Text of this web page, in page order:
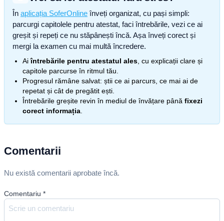
În aplicația SoferOnline înveți organizat, cu pași simpli:
parcurgi capitolele pentru atestat, faci întrebările, vezi ce ai
greșit și repeți ce nu stăpânești încă. Așa înveți corect și
mergi la examen cu mai multă încredere.
Aiîntrebările pentru atestatul ales , cu explicații clare și
capitole parcurse în ritmul tău.
Progresul rămâne salvat: știi ce ai parcurs, ce mai ai de
repetat și cât de pregătit ești.
Întrebările greșite revin în mediul de învățare până fixezi
corect informația
Comentarii
Nu există comentarii aprobate încă.
Comentariu *